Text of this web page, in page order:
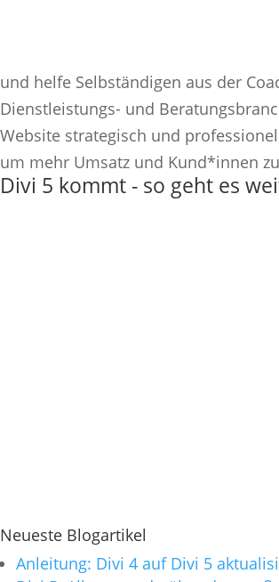
und helfe Selbständigen aus der
Dienstleistungs- und
Website strategisch und
um mehr Umsatz und Kund*innen
Divi 5 kommt - so geht es
Neueste Blogartikel
Anleitung: Divi 4 auf Divi 5